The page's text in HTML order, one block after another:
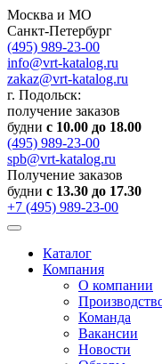
Москва и МО
Санкт-Петербург
(495) 989-23-00
info@vrt-katalog.ru
zakaz@vrt-katalog.ru
г. Подольск:
получение заказов
будни с 10.00 до 18.00
(495) 989-23-00
spb@vrt-katalog.ru
Получение заказов
будни с 13.30 до 17.30
+7 (495) 989-23-00
Каталог
Компания
О компании
Команда
Вакансии
Новости